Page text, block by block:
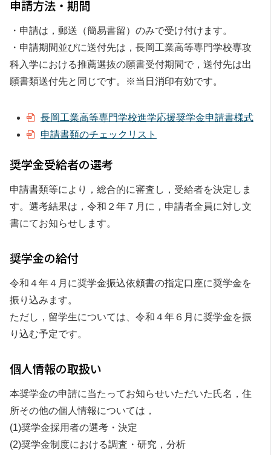
申請方法・期間
・申請は，郵送（簡易書留）のみで受け付けます。
・申請期間並びに送付先は，長岡工業高等専門学校専攻
科入学における推薦選抜の願書受付期間で，送付先は出
願書類送付先と同じです。※当日消印有効です。
長岡工業高等専門学校進学応援奨学金申請書様式
申請書類のチェックリスト
奨学金受給者の選考
申請書類等により，総合的に審査し，受給者を決定しま
す。選考結果は，令和２年７月に，申請者全員に対し文
書にてお知らせします。
奨学金の給付
令和４年４月に奨学金振込依頼書の指定口座に奨学金を
振り込みます。
ただし，留学生については、令和４年６月に奨学金を振
り込む予定です。
個人情報の取扱い
本奨学金の申請に当たってお知らせいただいた氏名，住
所その他の個人情報については，
(1)奨学金採用者の選考・決定
(2)奨学金制度における調査・研究，分析